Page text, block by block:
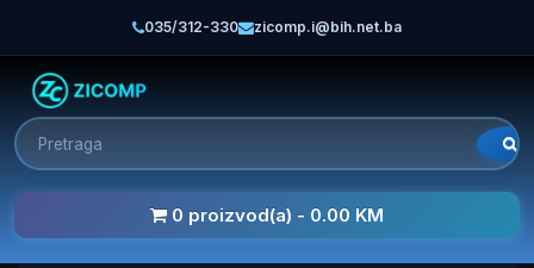
035/312-330 zicomp.i@bih.net.ba
0 proizvod(a) - 0.00 KM